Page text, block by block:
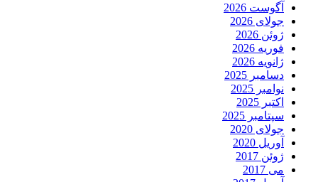
آگوست 2026
جولای 2026
ژوئن 2026
فوریه 2026
ژانویه 2026
دسامبر 2025
نوامبر 2025
اکتبر 2025
سپتامبر 2025
جولای 2020
آوریل 2020
ژوئن 2017
می 2017